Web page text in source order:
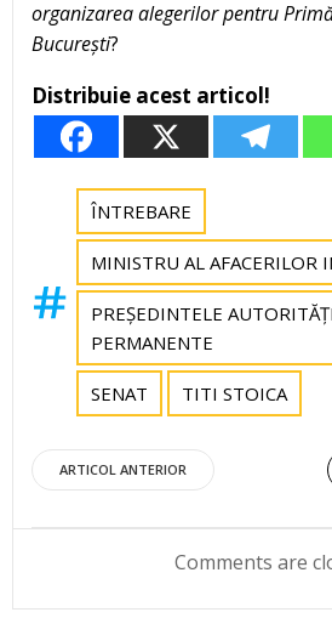
organizarea alegerilor pentru
București?
Distribuie acest articol!
ÎNTREBARE
MINISTRU AL AFACERILOR
PREȘEDINTELE
PERMANENTE
SENAT TITI STOICA
Post
navigation
ARTICOL ANTERIOR
Comments are